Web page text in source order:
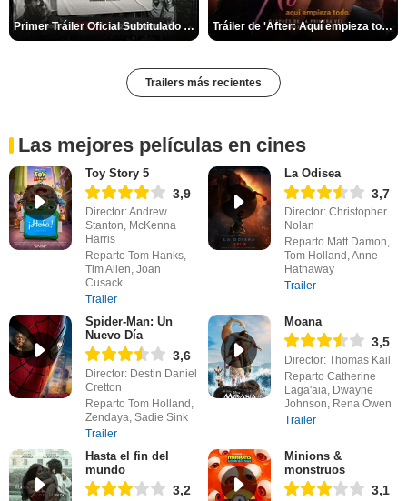
Primer Tráiler Oficial Subtitulado de 'Una última aventura: Detrás de cámaras de Stranger Things 5' Tráiler de 'After: Aquí empieza todo'
Trailers más recientes
Las mejores películas en cines
Toy Story 5
3,9
Director: Andrew
Stanton, McKenna
Harris
Reparto Tom Hanks,
Tim Allen, Joan
Cusack
Trailer
La Odisea
3,7
Director: Christopher
Nolan
Reparto Matt Damon,
Tom Holland, Anne
Hathaway
Trailer
Spider-Man: Un
Nuevo Día
3,6
Director: Destin Daniel
Cretton
Reparto Tom Holland,
Zendaya, Sadie Sink
Trailer
Moana
3,5
Director: Thomas Kail
Reparto Catherine
Laga'aia, Dwayne
Johnson, Rena Owen
Trailer
Hasta el fin del
mundo
3,2
Minions &
monstruos
3,1